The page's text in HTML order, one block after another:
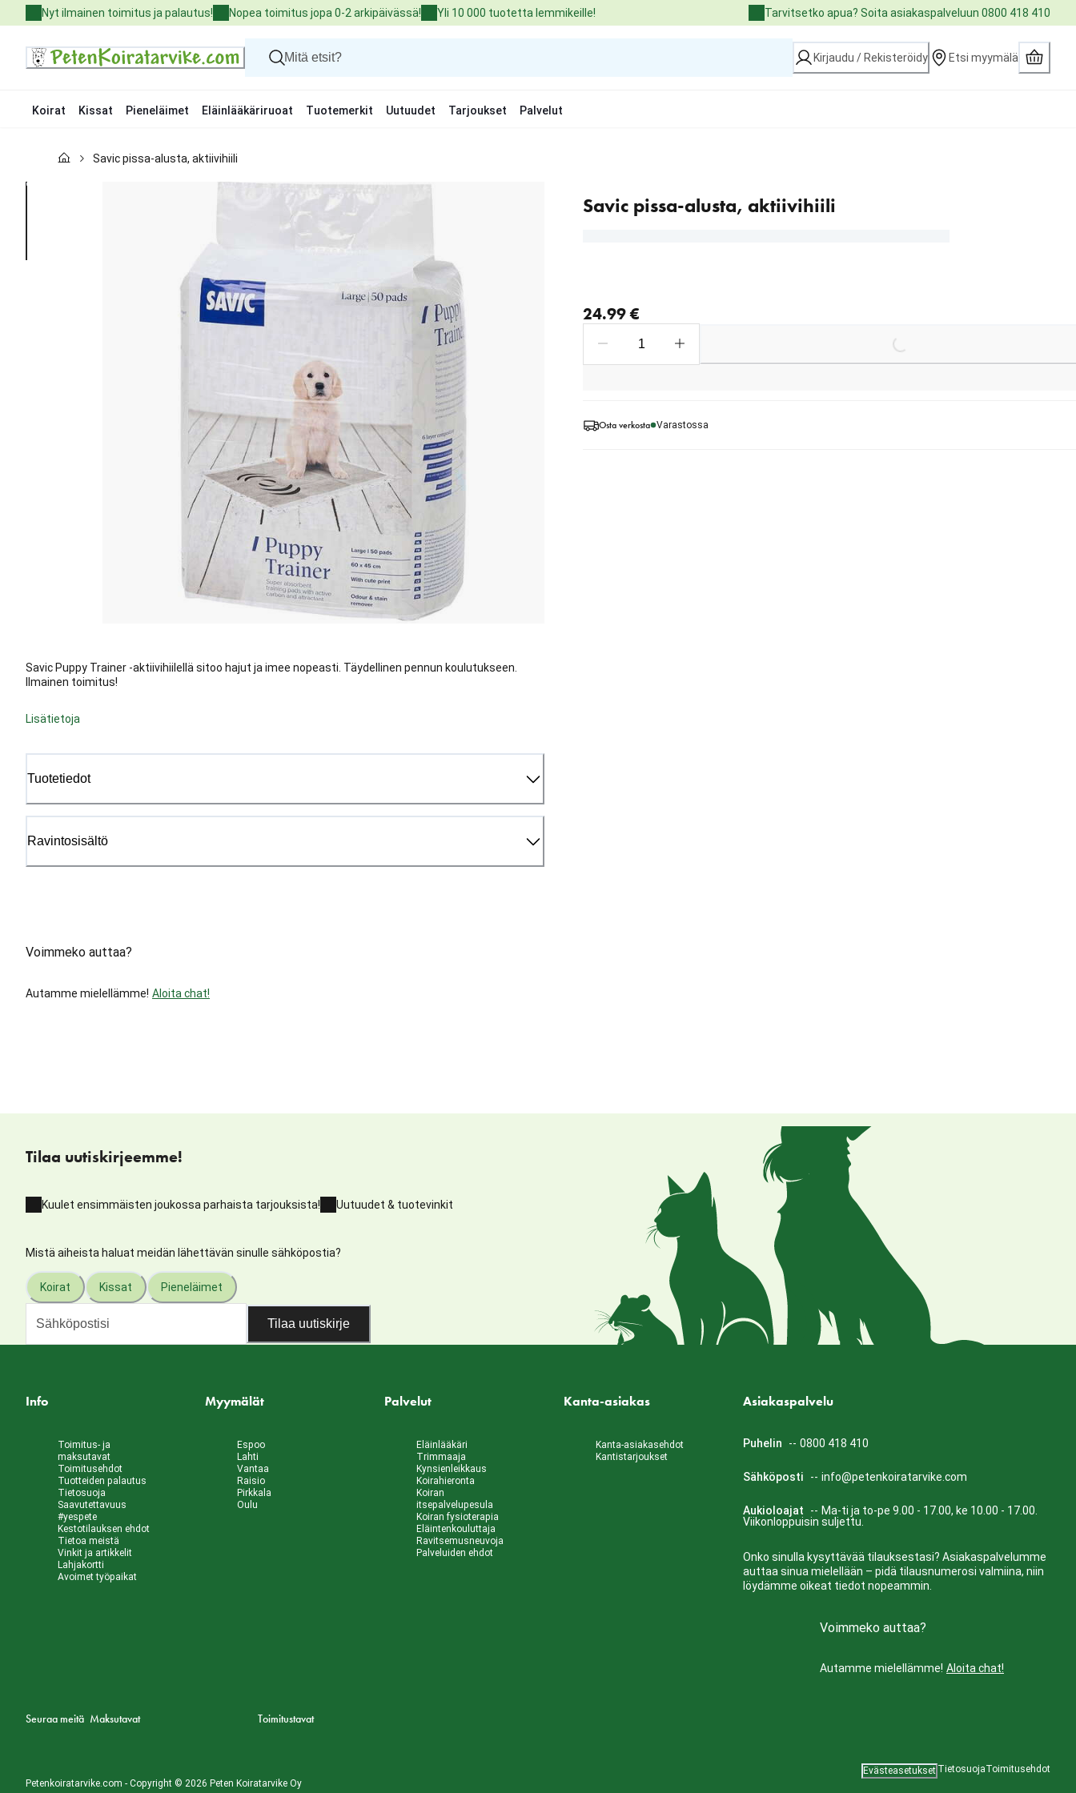
to
Nyt ilmainen toimitus ja palautus! Nopea toimitus jopa 0-2 arkipäivässä! Yli 10 000 tuotetta lemmikeille! Tarvitsetko apua? Soita asiakaspalveluun 0800 418 410
Kirjaudu / Rekisteröidy Etsi myymälä
Koirat Kissat Pieneläimet Eläinlääkäriruoat Tuotemerkit Uutuudet Tarjoukset Palvelut
Kissat
Savic pissa-alusta, aktiivihiili
Savic pissa-alusta, aktiivihiili
Savic Puppy Trainer -aktiivihiilellä sitoo hajut ja imee nopeasti. Täydellinen pennun koulutukseen.
Ilmainen toimitus!
Lisätietoja
Tuotetiedot
Ravintosisältö
Voimmeko auttaa?
Autamme mielellämme! Aloita chat!
24.99 €
Loading...
Osta verkosta Varastossa
Tilaa uutiskirjeemme!
Kuulet ensimmäisten joukossa parhaista tarjouksista! Uutuudet & tuotevinkit
Mistä aiheista haluat meidän lähettävän sinulle sähköpostia?
Koirat Kissat Pieneläimet
Tilaa uutiskirje
Info
Toimitus- ja
maksutavat
Toimitusehdot
Tuotteiden palautus
Tietosuoja
Saavutettavuus
#yespete
Kestotilauksen ehdot
Tietoa meistä
Vinkit ja artikkelit
Lahjakortti
Avoimet työpaikat
Myymälät
Espoo
Lahti
Vantaa
Raisio
Pirkkala
Oulu
Palvelut
Eläinlääkäri
Trimmaaja
Kynsienleikkaus
Koirahieronta
Koiran
itsepalvelupesula
Koiran fysioterapia
Eläintenkouluttaja
Ravitsemusneuvoja
Palveluiden ehdot
Kanta-asiakas
Kanta-asiakasehdot
Kantistarjoukset
Asiakaspalvelu
Puhelin -- 0800 418 410
Sähköposti -- info@petenkoiratarvike.com
Aukioloajat -- Ma-ti ja to-pe 9.00 - 17.00, ke 10.00 - 17.00.
Viikonloppuisin suljettu.
Onko sinulla kysyttävää tilauksestasi? Asiakaspalvelumme
auttaa sinua mielellään – pidä tilausnumerosi valmiina, niin
löydämme oikeat tiedot nopeammin.
Voimmeko auttaa?
Autamme mielellämme! Aloita chat!
Seuraa meitä Maksutavat Toimitustavat
Petenkoiratarvike.com - Copyright © 2026 Peten Koiratarvike Oy
Evästeasetukset TietosuojaToimitusehdot